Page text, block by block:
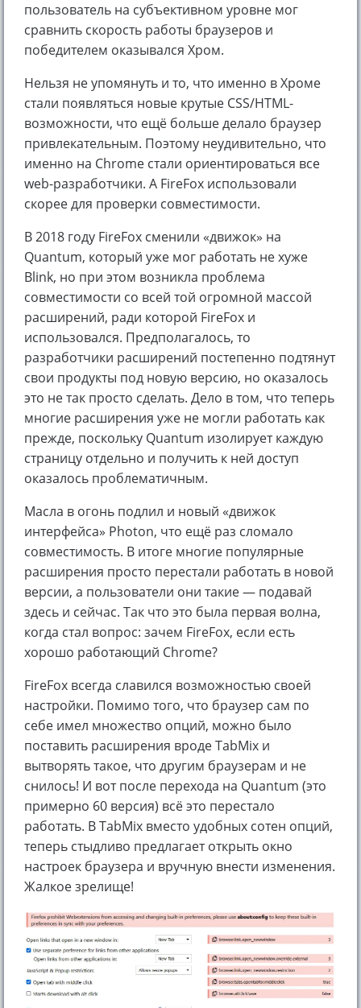
пользователь на субъективном уровне мог
сравнить скорость работы браузеров и
победителем оказывался Хром.
Нельзя не упомянуть и то, что именно в Хроме
стали появляться новые крутые CSS/HTML-
возможности, что ещё больше делало браузер
привлекательным. Поэтому неудивительно, что
именно на Chrome стали ориентироваться все
web-разработчики. А FireFox использовали
скорее для проверки совместимости.
В 2018 году FireFox сменили «движок» на
Quantum, который уже мог работать не хуже
Blink, но при этом возникла проблема
совместимости со всей той огромной массой
расширений, ради которой FireFox и
использовался. Предполагалось, то
разработчики расширений постепенно подтянут
свои продукты под новую версию, но оказалось
это не так просто сделать. Дело в том, что теперь
многие расширения уже не могли работать как
прежде, поскольку Quantum изолирует каждую
страницу отдельно и получить к ней доступ
оказалось проблематичным.
Масла в огонь подлил и новый «движок
интерфейса» Photon, что ещё раз сломало
совместимость. В итоге многие популярные
расширения просто перестали работать в новой
версии, а пользователи они такие — подавай
здесь и сейчас. Так что это была первая волна,
когда стал вопрос: зачем FireFox, если есть
хорошо работающий Chrome?
FireFox всегда славился возможностью своей
настройки. Помимо того, что браузер сам по
себе имел множество опций, можно было
поставить расширения вроде TabMix и
вытворять такое, что другим браузерам и не
снилось! И вот после перехода на Quantum (это
примерно 60 версия) всё это перестало
работать. В TabMix вместо удобных сотен опций,
теперь стыдливо предлагает открыть окно
настроек браузера и вручную внести изменения.
Жалкое зрелище!